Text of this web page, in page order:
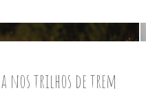
nos trilhos de trem